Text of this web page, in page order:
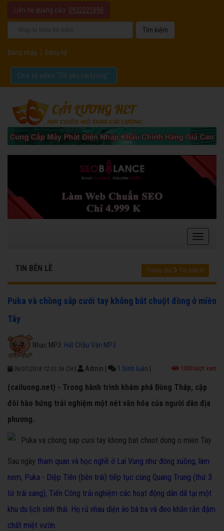
Liên hệ quảng cáo: 0932221090
Đăng nhập Đăng ký
Chia sẻ video "Tôi yêu cải lương".
TIN BÊN LỀ Trang chủ Tin bên lề
Puka và chồng sắp cưới tay không bắt chuột đồng ở miền
Tây
Nhạc MP3: Hát Chầu Văn MP3
06/07/2018 12:01:36 CH Admin 1 bình luận 1009 lượt xem
(cailuong.net) - Trong hành trình khám phá Đồng Tháp, cặp
đôi hào hứng trải nghiệm một nét văn hóa của người dân địa
phương.
Sau ngày tham quan và học nghề ở Lai Vung như đóng xuồng, làm
nem, Puka - Diệp Tiên (bên trái) tiếp tục cùng Quang Trung (thứ 3
từ trái sang), Tiến Công trải nghiệm các hoạt động dân dã tại một
khu du lịch sinh thái. Họ rủ nhau diện áo bà ba và đeo khăn rằn đậm
chất miệt vườn.